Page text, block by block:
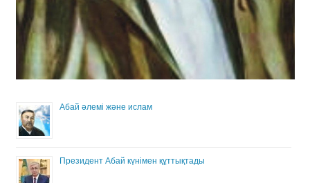
Абай әлемі және ислам
Президент Абай күнімен құттықтады